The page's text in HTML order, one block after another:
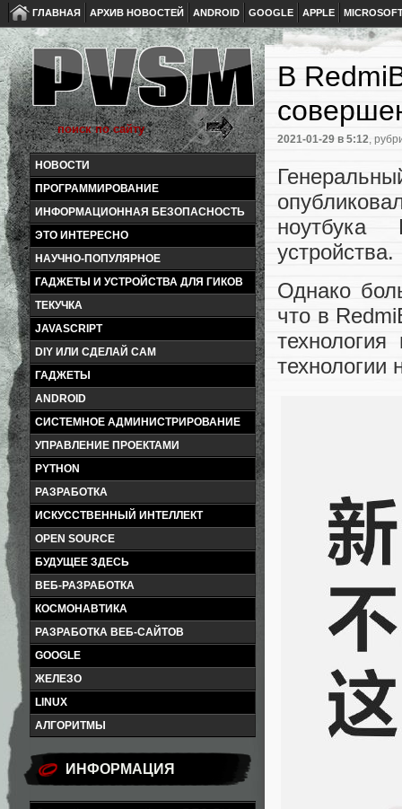
ГЛАВНАЯ АРХИВ НОВОСТЕЙ ANDROID GOOGLE APPLE
НОВОСТИ
ПРОГРАММИРОВАНИЕ
ИНФОРМАЦИОННАЯ БЕЗОПАСНОСТЬ
ЭТО ИНТЕРЕСНО
НАУЧНО-ПОПУЛЯРНОЕ
ГАДЖЕТЫ И УСТРОЙСТВА ДЛЯ ГИКОВ
ТЕКУЧКА
JAVASCRIPT
DIY ИЛИ СДЕЛАЙ САМ
ГАДЖЕТЫ
ANDROID
СИСТЕМНОЕ АДМИНИСТРИРОВАНИЕ
УПРАВЛЕНИЕ ПРОЕКТАМИ
PYTHON
РАЗРАБОТКА
ИСКУССТВЕННЫЙ ИНТЕЛЛЕКТ
OPEN SOURCE
БУДУЩЕЕ ЗДЕСЬ
ВЕБ-РАЗРАБОТКА
КОСМОНАВТИКА
РАЗРАБОТКА ВЕБ-САЙТОВ
GOOGLE
ЖЕЛЕЗО
LINUX
АЛГОРИТМЫ
ИНФОРМАЦИЯ
В
2021-01-29 в 5:12,
ноутбука
устройства.
Однако
что в
технологии